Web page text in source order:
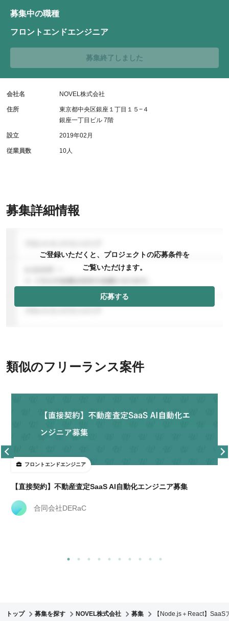
募集詳細情報
ご登録いただくと、プロジェクトの応募条件を
ご覧いただけます。
応募する
募集中の職種
フロントエンドエンジニア
募集終了しました
会社名 NOVEL株式会社
住所
東京都中央区銀座１丁目１５−４
銀座一丁目ビル 7階
設立 2019年02月
従業員数 10人
類似のフリーランス案件
フロントエンドエンジニア
【直接契約】不動産査定SaaS AI自動化エンジニア募集
合同会社DERaC
トップ 募集を探す NOVEL株式会社 募集 【Node.js＋React】